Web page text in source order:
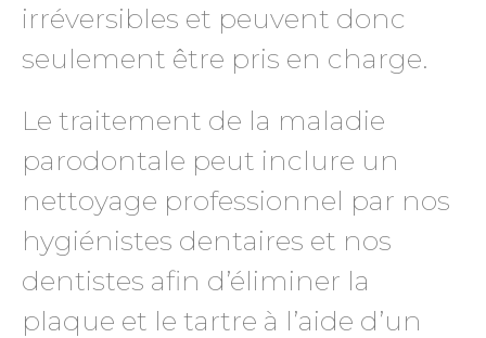
irréversibles et peuvent donc
seulement être pris en charge.
Le traitement de la maladie
parodontale peut inclure un
nettoyage professionnel par nos
hygiénistes dentaires et nos
dentistes afin d’éliminer la
plaque et le tartre à l’aide d’un